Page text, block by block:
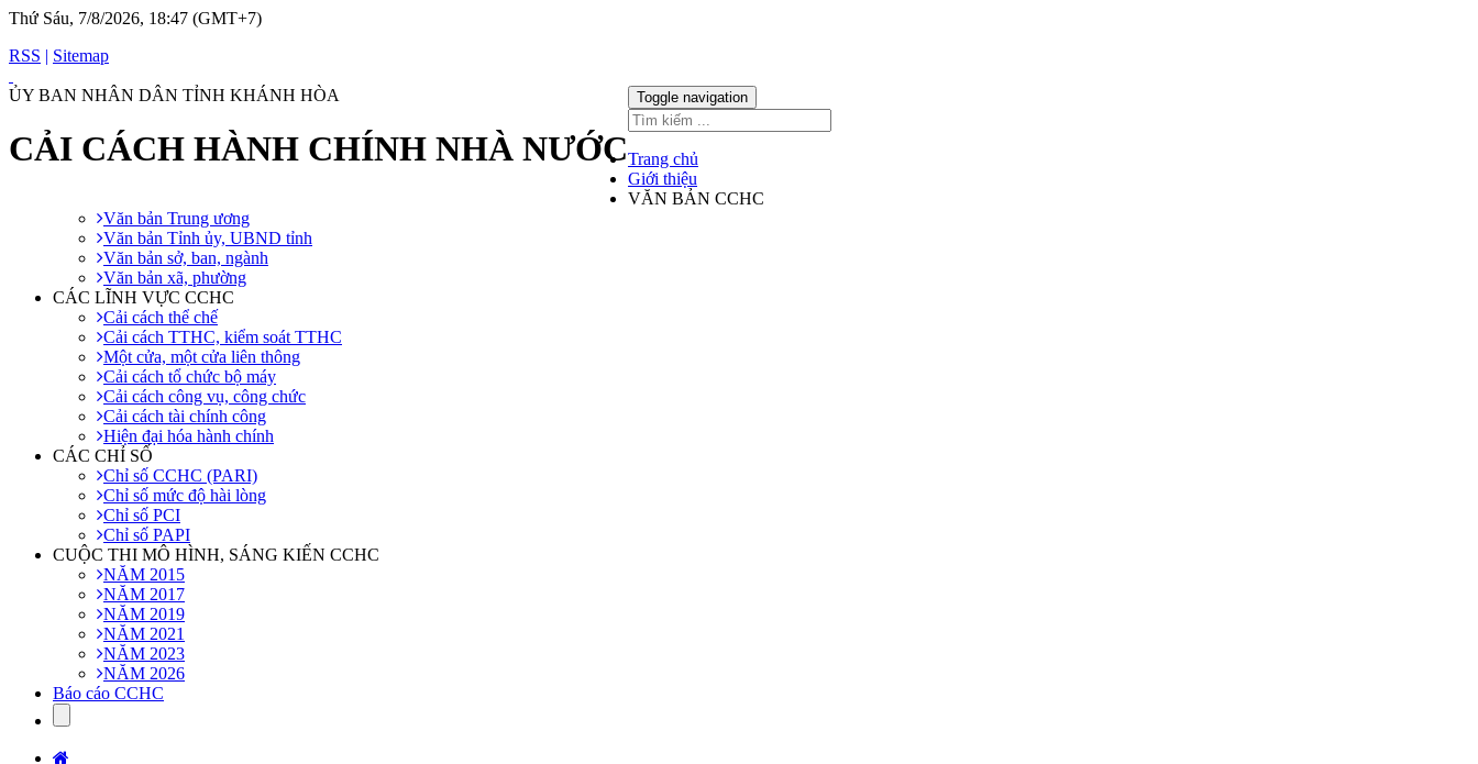
Thứ Sáu, 7/8/2026, 18:47 (GMT+7)
RSS | Sitemap
ỦY BAN NHÂN DÂN TỈNH KHÁNH HÒA
CẢI CÁCH HÀNH CHÍNH NHÀ NƯỚC
Toggle navigation
Trang chủ
Giới thiệu
VĂN BẢN CCHC
Văn bản Trung ương
Văn bản Tỉnh ủy, UBND tỉnh
Văn bản sở, ban, ngành
Văn bản xã, phường
CÁC LĨNH VỰC CCHC
Cải cách thể chế
Cải cách TTHC, kiểm soát TTHC
Một cửa, một cửa liên thông
Cải cách tổ chức bộ máy
Cải cách công vụ, công chức
Cải cách tài chính công
Hiện đại hóa hành chính
CÁC CHỈ SỐ
Chỉ số CCHC (PARI)
Chỉ số mức độ hài lòng
Chỉ số PCI
Chỉ số PAPI
CUỘC THI MÔ HÌNH, SÁNG KIẾN CCHC
NĂM 2015
NĂM 2017
NĂM 2019
NĂM 2021
NĂM 2023
NĂM 2026
Báo cáo CCHC